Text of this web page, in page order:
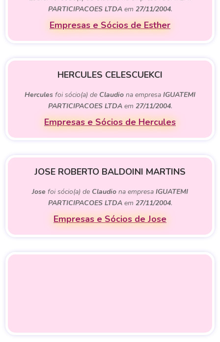
PARTICIPACOES LTDAem 27/11/2004.
Empresas e Sócios de Esther
HERCULES CELESCUEKCI
Hercules foi sócio(a) de Claudio na empresa IGUATEMI
PARTICIPACOES LTDAem 27/11/2004.
Empresas e Sócios de Hercules
JOSE ROBERTO BALDOINI MARTINS
Jose foi sócio(a) de Claudio na empresa IGUATEMI
PARTICIPACOES LTDAem 27/11/2004.
Empresas e Sócios de Jose